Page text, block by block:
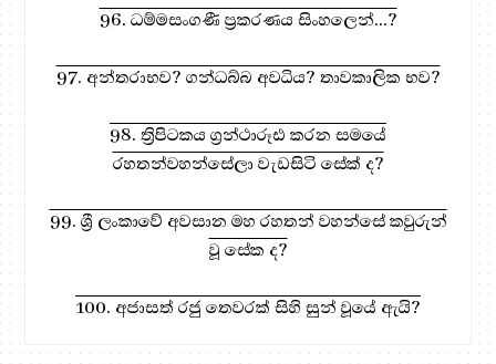
96. ධම්මසංගණී ප්‍රකරණය සිංහලෙන්...?
97. අන්තරාභව? ගන්ධබ්බ අවධිය? තාවකාලික භව?
98. ත්‍රිපිටකය ග්‍රන්ථාරූඪ කරන සමයේ
රහතන්වහන්සේලා වැඩසිටි සේක් ද?
99. ශ්‍රී ලංකාවේ අවසාන මහ රහතන් වහන්සේ කවුරුන්
වූ සේක ද?
100. අජාසත් රජු තෙවරක් සිහි සුන් වූයේ ඇයි?